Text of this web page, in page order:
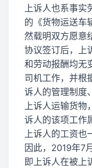
上诉人也系事
的《货物运送车
然载明双方愿意
协议签订后，上
和劳动报酬均无
司机工作，并根
诉人的管理制度
上诉人运输货
诉人的该项工作
上诉人的工资也
因此，2019年7
即上诉人在被上